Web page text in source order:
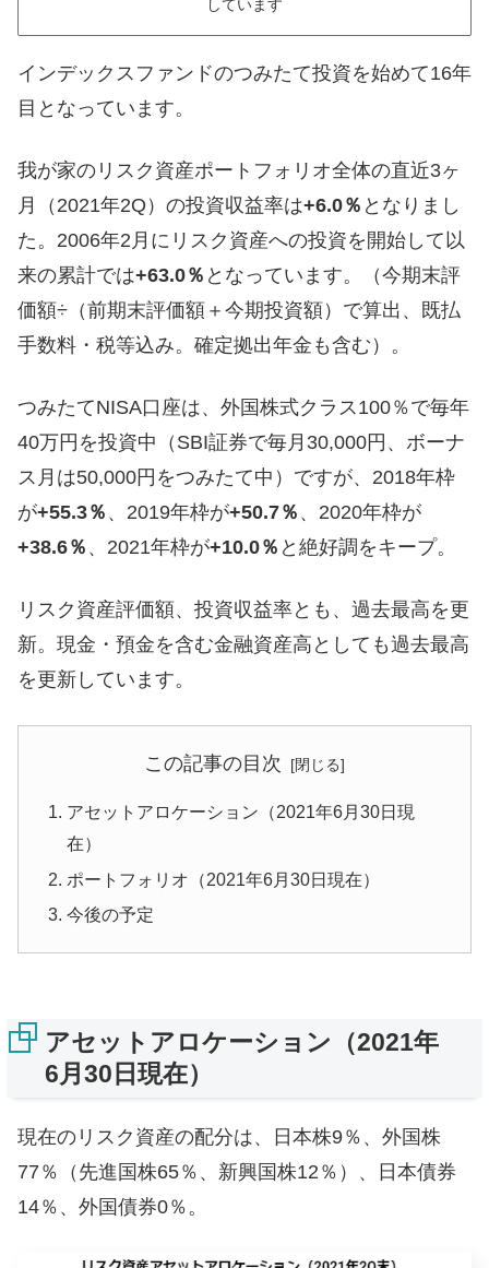
しています
インデックスファンドのつみたて投資を始めて16年
目となっています。
我が家のリスク資産ポートフォリオ全体の直近3ヶ
月（2021年2Q）の投資収益率は+6.0％ となりまし
た。2006年2月にリスク資産への投資を開始して以
来の累計では+63.0％ となっています。（今期末評
価額÷（前期末評価額＋今期投資額）で算出、既払
手数料・税等込み。確定拠出年金も含む）。
つみたてNISA口座は、外国株式クラス100％で毎年
40万円を投資中（SBI証券で毎月30,000円、ボーナ
ス月は50,000円をつみたて中）ですが、2018年枠
が+55.3％ 、2019年枠が+50.7％ 、2020年枠が
+38.6％ 、2021年枠が+10.0％ と絶好調をキープ。
リスク資産評価額、投資収益率とも、過去最高を更
新。現金・預金を含む金融資産高としても過去最高
を更新しています。
この記事の目次
アセットアロケーション（2021年6月30日現
在）
ポートフォリオ（2021年6月30日現在）
今後の予定
アセットアロケーション（2021年
6月30日現在）
現在のリスク資産の配分は、日本株9％、外国株
77％（先進国株65％、新興国株12％）、日本債券
14％、外国債券0％。